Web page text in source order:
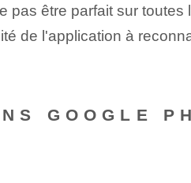
pas être parfait sur toutes
de l'application à
GOOGLE